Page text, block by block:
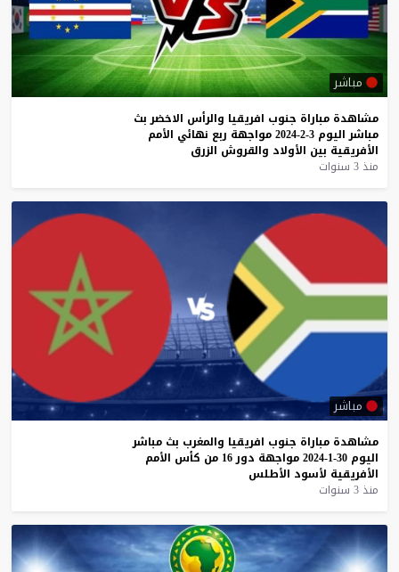
مباشر
مشاهدة مباراة جنوب افريقيا والرأس الاخضر بث
مباشر اليوم 3-2-2024 مواجهة ربع نهائي الأمم
الأفريقية بين الأولاد والقروش الزرق
منذ 3 سنوات
مباشر
مشاهدة مباراة جنوب افريقيا والمغرب بث مباشر
اليوم 30-1-2024 مواجهة دور16 من كأس الأمم
الأفريقية لأسود الأطلس
منذ 3 سنوات